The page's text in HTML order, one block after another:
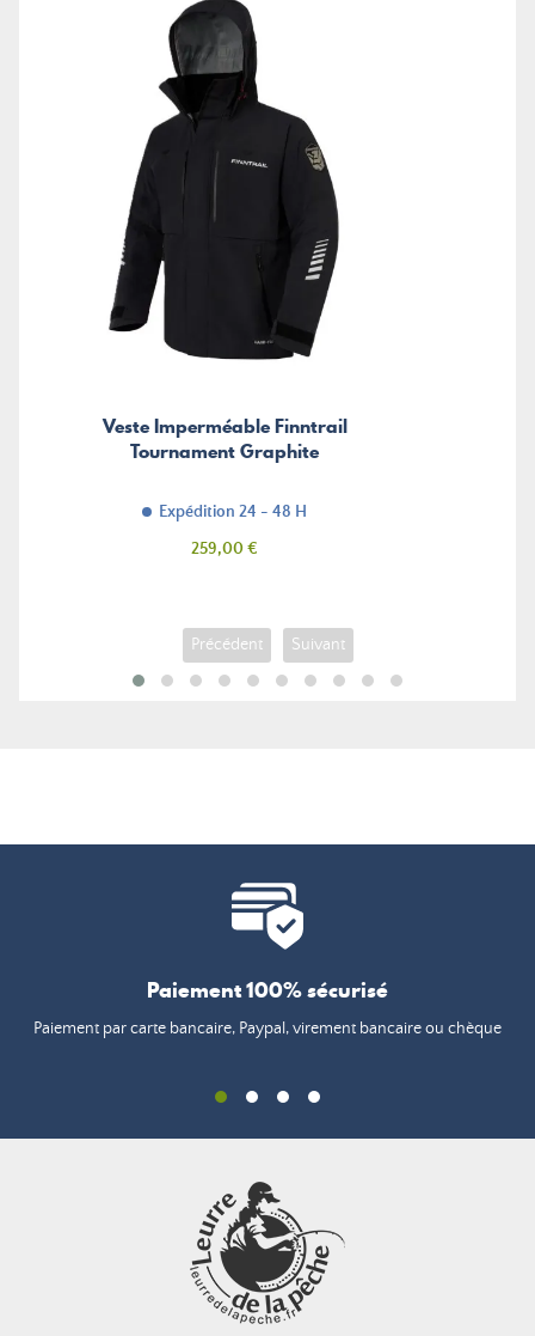
Veste Imperméable Finntrail
Tournament Graphite
Expédition 24 - 48 H
Prix
259,00 €
Précédent Suivant
Paiement 100% sécurisé
Paiement par carte bancaire, Paypal, virement bancaire ou chèque